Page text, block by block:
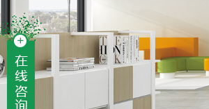
解决整体方案-banner